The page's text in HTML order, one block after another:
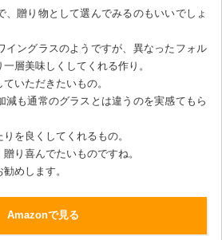
、贈り物として選んでみるのもいいでしょ
イングラスのようですが、異なったフォル
層美味しくしてくれる作り。
いただきたいもの。
減も通常のグラスとは違うのを実感てもら
を良くしてくれるもの。
り喜んでたいものですね。
めします。
Amazonで見る